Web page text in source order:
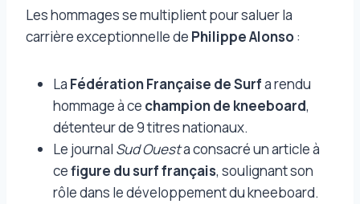
Les hommages se multiplient pour saluer la
carrière exceptionnelle de Philippe Alonso:
La Fédération Française de Surfa rendu
hommage à ce champion de kneeboard,
détenteur de 9 titres nationaux.
Le journal Sud Ouesta consacré un article à
cefigure du surf français, soulignant son
rôle dans le développement du kneeboard.